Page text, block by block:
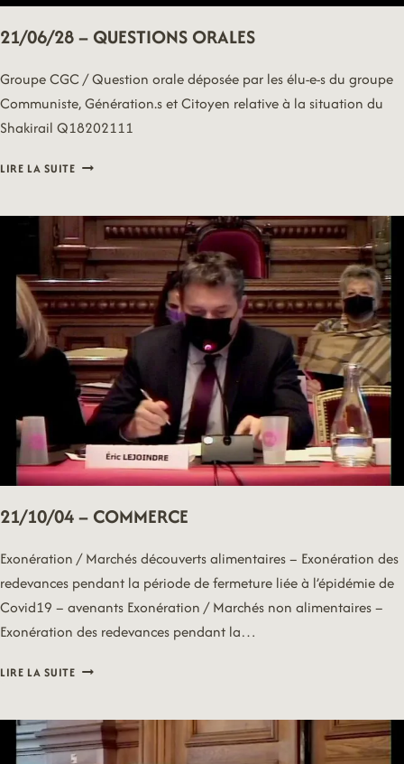
21/06/28 – QUESTIONS ORALES
Groupe CGC / Question orale déposée par les élu-e-s du groupe
Communiste, Génération.s et Citoyen relative à la situation du
Shakirail Q18202111
LIRE LA SUITE21/06/28
ORALES
21/10/04 – COMMERCE
Exonération / Marchés découverts alimentaires – Exonération des
redevances pendant la période de fermeture liée à l’épidémie de
Covid19 – avenants Exonération / Marchés non alimentaires –
Exonération des redevances pendant la…
LIRE LA SUITE21/10/04